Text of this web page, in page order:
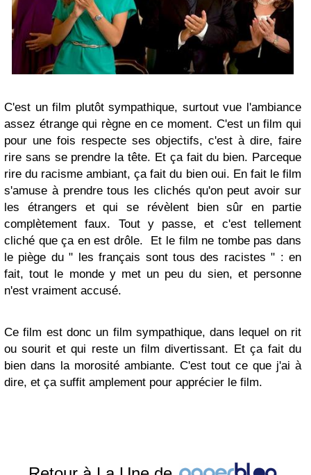
C'est un film plutôt sympathique, surtout vue l'ambiance
assez étrange qui règne en ce moment. C'est un film qui
pour une fois respecte ses objectifs, c'est à dire, faire
rire sans se prendre la tête. Et ça fait du bien. Parceque
rire du racisme ambiant, ça fait du bien oui. En fait le film
s'amuse à prendre tous les clichés qu'on peut avoir sur
les étrangers et qui se révèlent bien sûr en partie
complètement faux. Tout y passe, et c'est tellement
cliché que ça en est drôle. Et le film ne tombe pas dans
le piège du " les français sont tous des racistes " : en
fait, tout le monde y met un peu du sien, et personne
n'est vraiment accusé.
Ce film est donc un film sympathique, dans lequel on rit
ou sourit et qui reste un film divertissant. Et ça fait du
bien dans la morosité ambiante. C'est tout ce que j'ai à
dire, et ça suffit amplement pour apprécier le film.